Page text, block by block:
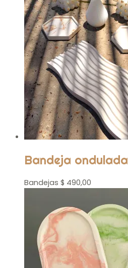
Bandeja ondulada
Bandejas $ 490,00